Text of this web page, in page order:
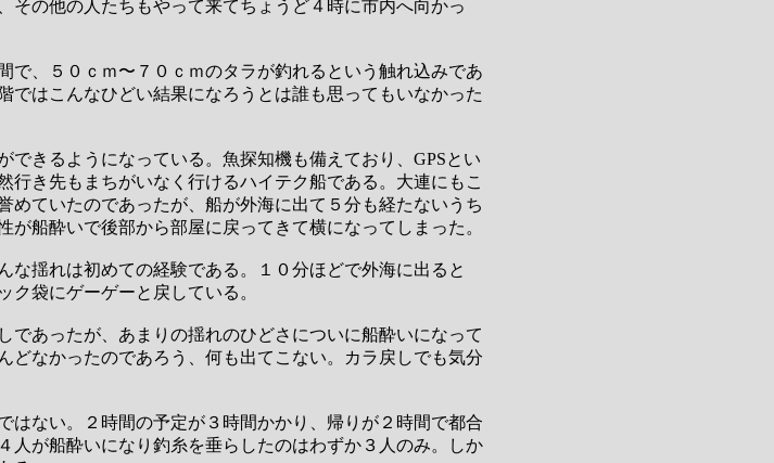
その他の人たちもやって来てちょうど４時に市内へ向かっ
で、５０ｃｍ〜７０ｃｍのタラが釣れるという触れ込みであ
ではこんなひどい結果になろうとは誰も思ってもいなかった
きるようになっている。魚探知機も備えており、GPSとい
行き先もまちがいなく行けるハイテク船である。大連にもこ
めていたのであったが、船が外海に出て５分も経たないうち
船酔いで後部から部屋に戻ってきて横になってしまった。
な揺れは初めての経験である。１０分ほどで外海に出ると
袋にゲーゲーと戻している。
であったが、あまりの揺れのひどさについに船酔いになって
どなかったのであろう、何も出てこない。カラ戻しでも気分
はない。２時間の予定が３時間かかり、帰りが２時間で都合
人が船酔いになり釣糸を垂らしたのはわずか３人のみ。しか